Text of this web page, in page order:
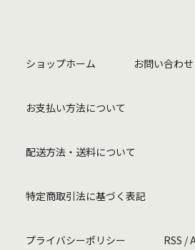
ショップホーム お問い合わせ
お支払い方法について
配送方法・送料について
特定商取引法に基づく表記
プライバシーポリシー RSS /